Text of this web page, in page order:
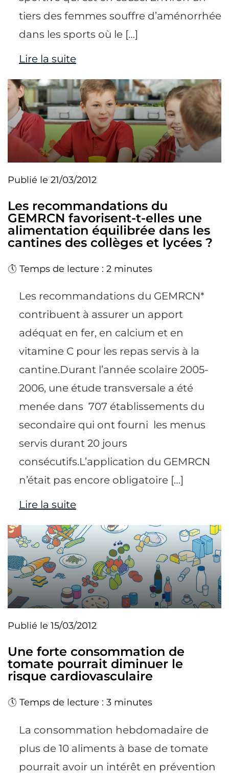
tiers des femmes souffre d’aménorrhée
dans les sports où le […]
Lire la suite
Publié le 21/03/2012
Les recommandations du
GEMRCN favorisent-t-elles une
alimentation équilibrée dans les
cantines des collèges et lycées ?
Temps de lecture : 2 minutes
Les recommandations du GEMRCN*
contribuent à assurer un apport
adéquat en fer, en calcium et en
vitamine C pour les repas servis à la
cantine.Durant l’année scolaire 2005-
2006, une étude transversale a été
menée dans 707 établissements du
secondaire qui ont fourni les menus
servis durant 20 jours
consécutifs.L’application du GEMRCN
n’était pas encore obligatoire […]
Lire la suite
Publié le 15/03/2012
Une forte consommation de
tomate pourrait diminuer le
risque cardiovasculaire
Temps de lecture : 3 minutes
La consommation hebdomadaire de
plus de 10 aliments à base de tomate
pourrait avoir un intérêt en prévention